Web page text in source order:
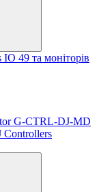
49 та моніторів